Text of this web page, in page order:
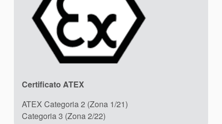
Certificato ATEX
ATEX Categoria 2 (Zona 1/21)
Categoria 3 (Zona 2/22)